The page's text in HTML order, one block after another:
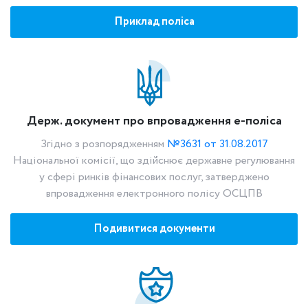
Приклад поліса
Держ. документ про впровадження е-поліса
Згідно з розпорядженням №3631 от 31.08.2017
Національної комісії, що здійснює державне регулювання
у сфері ринків фінансових послуг, затверджено
впровадження електронного полісу ОСЦПВ
Подивитися документи